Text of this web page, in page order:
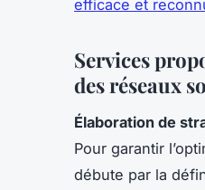
efficace et
Services
des réseaux
Élaboration de
Pour garantir
débute par la